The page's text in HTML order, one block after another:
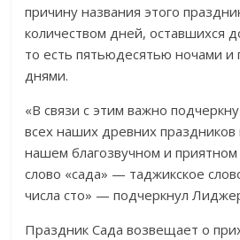
причину названия этого
количеством дней, оставшихся
то есть пятьюдесятью ночами
днями.
«В связи с этим важно
всех наших древних
нашем благозвучном и
слово «сада» — таджикское
числа сто» — подчеркнул
Праздник Сада возвещает о